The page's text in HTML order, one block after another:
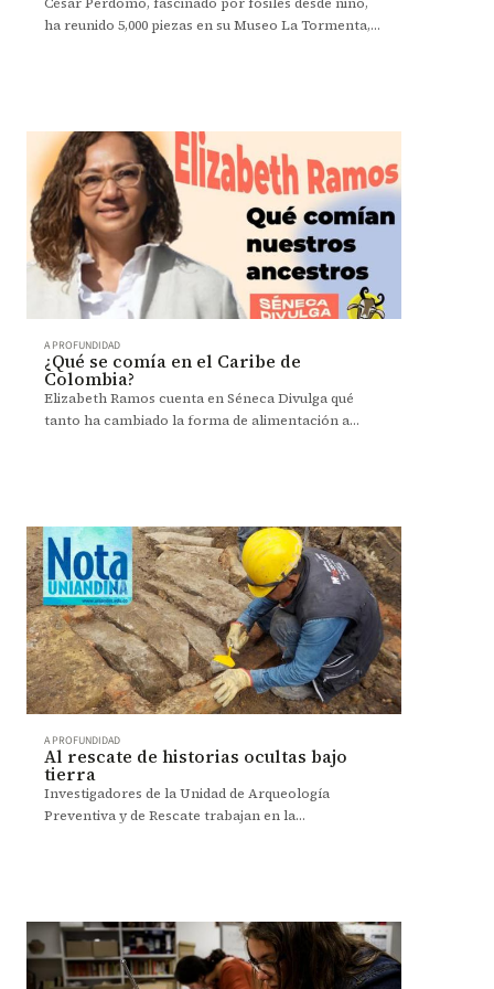
ha reunido 5,000 piezas en su Museo La Tormenta,
A PROFUNDIDAD
¿Qué se comía en el Caribe de
Colombia?
Elizabeth Ramos cuenta en Séneca Divulga qué
tanto ha cambiado la forma de alimentación a
A PROFUNDIDAD
Al rescate de historias ocultas bajo
tierra
Investigadores de la Unidad de Arqueología
Preventiva y de Rescate trabajan en la